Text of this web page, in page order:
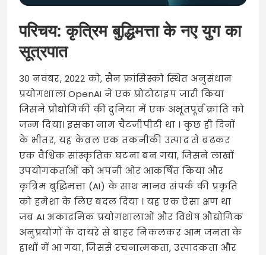
परिचय: कृत्रिम बुद्धिमत्ता के नए युग का
सूत्रपात
30 नवंबर, 2022 को, सैन फ्रांसिस्को स्थित अनुसंधान
प्रयोगशाला OpenAI ने एक प्रोटोटाइप जारी किया
जिसने प्रौद्योगिकी की दुनिया में एक अभूतपूर्व क्रांति को
जन्म दिया। इसका नाम चैटजीपीटी था । कुछ ही दिनों
के भीतर, यह केवल एक तकनीकी उत्पाद से बढ़कर
एक वैश्विक सांस्कृतिक घटना बन गया, जिसने लाखों
उपयोगकर्ताओं को अपनी ओर आकर्षित किया और
कृत्रिम बुद्धिमत्ता (AI) के साथ मानव संपर्क की प्रकृति
को हमेशा के लिए बदल दिया । यह एक ऐसा क्षण था
जब AI अकादमिक प्रयोगशालाओं और विशेष औद्योगिक
अनुप्रयोगों के दायरे से बाहर निकलकर आम जनता के
हाथों में आ गया, जिससे रचनात्मकता, उत्पादकता और